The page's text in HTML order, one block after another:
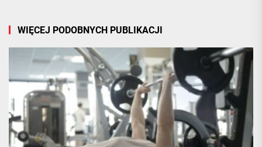
WIĘCEJ PODOBNYCH PUBLIKACJI